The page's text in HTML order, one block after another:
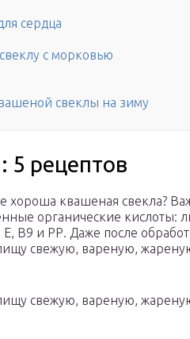
сердца
с морковью
свеклы на зиму
5 рецептов
квашеная свекла?
органические кислоты:
В9 и РР. Даже после
свежую, вареную,
свежую, вареную,